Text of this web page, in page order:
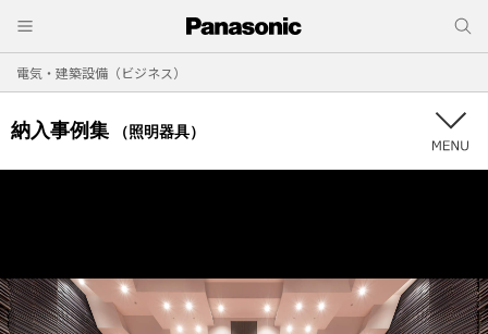
電気・建築設備（ビジネス）
納入事例集 （照明器具）